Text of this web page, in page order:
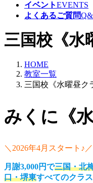
イベントEVENTS
よくあるご質問
三国校《水
HOME
教室一覧
三国校《水曜昼ク
みくに《
＼2026年4月スタート♪／
月謝3,000円で三国・北
口・堺東すべてのクラ